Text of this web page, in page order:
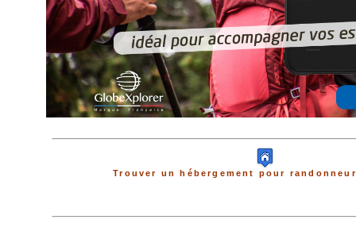
Trouver un hébergement pour